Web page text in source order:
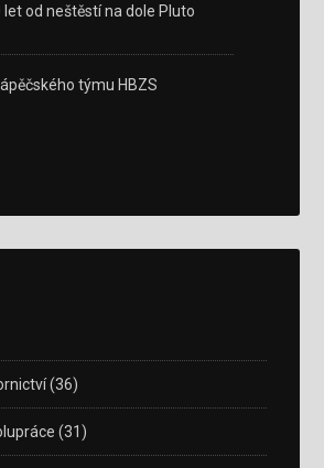
let od neštěstí na dole Pluto
týmu HBZS
(36)
(31)